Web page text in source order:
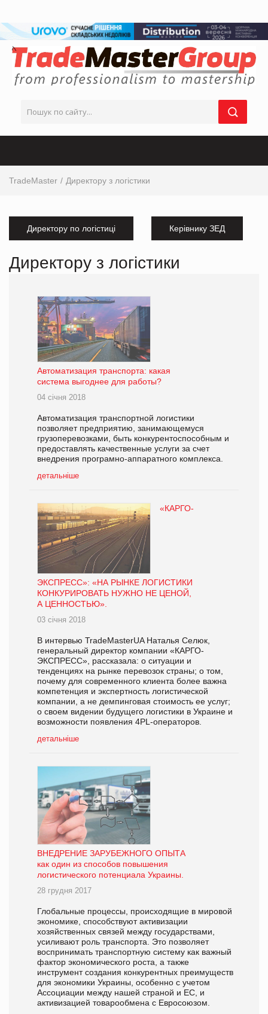
TradeMaster Директору з логістики
Директору по логістиці Керівнику ЗЕД
Директору з логістики
Автоматизация транспорта: какая
система выгоднее для работы?
04 січня 2018
Автоматизация транспортной логистики
позволяет предприятию, занимающемуся
грузоперевозками, быть конкурентоспособным и
предоставлять качественные услуги за счет
внедрения програмно-аппаратного комплекса.
детальніше
«КАРГО-
ЭКСПРЕСС»: «НА РЫНКЕ ЛОГИСТИКИ
КОНКУРИРОВАТЬ НУЖНО НЕ ЦЕНОЙ,
А ЦЕННОСТЬЮ».
03 січня 2018
В интервью TradeMasterUA Наталья Селюк,
генеральный директор компании «КАРГО-
ЭКСПРЕСС», рассказала: о ситуации и
тенденциях на рынке перевозок страны; о том,
почему для современного клиента более важна
компетенция и экспертность логистической
компании, а не демпинговая стоимость ее услуг;
о своем видении будущего логистики в Украине и
возможности появления 4PL-операторов.
детальніше
ВНЕДРЕНИЕ ЗАРУБЕЖНОГО ОПЫТА
как один из способов повышения
логистического потенциала Украины.
28 грудня 2017
Глобальные процессы, происходящие в мировой
экономике, способствуют активизации
хозяйственных связей между государствами,
усиливают роль транспорта. Это позволяет
воспринимать транспортную систему как важный
фактор экономического роста, а также
инструмент создания конкурентных преимуществ
для экономики Украины, особенно с учетом
Ассоциации между нашей страной и ЕС, и
активизацией товарообмена с Евросоюзом.